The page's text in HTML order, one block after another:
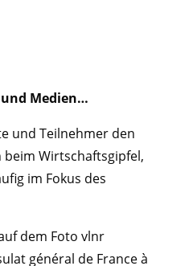
und Medien…
und Teilnehmer den
Wirtschaftsgipfel,
im Fokus des
dem Foto vlnr
général de France à